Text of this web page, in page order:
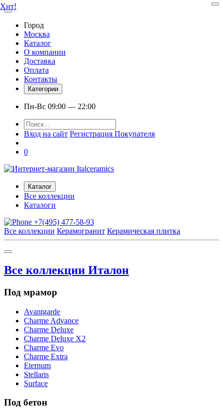
Город
Москва
Каталог
О компании
Доставка
Оплата
Контакты
Категории
Пн-Вс 09:00 — 22:00
Вход на сайт Регистрация Покупателя
0
Каталог
Все коллекции
Каталоги
+7(495) 477-58-93
Все коллекции Керамогранит Керамическая плитка
Все коллекции Италон
Под мрамор
Avantgarde
Charme Advance
Charme Deluxe
Charme Deluxe X2
Charme Evo
Charme Extra
Eternum
Stellaris
Surface
Под бетон
Хит!